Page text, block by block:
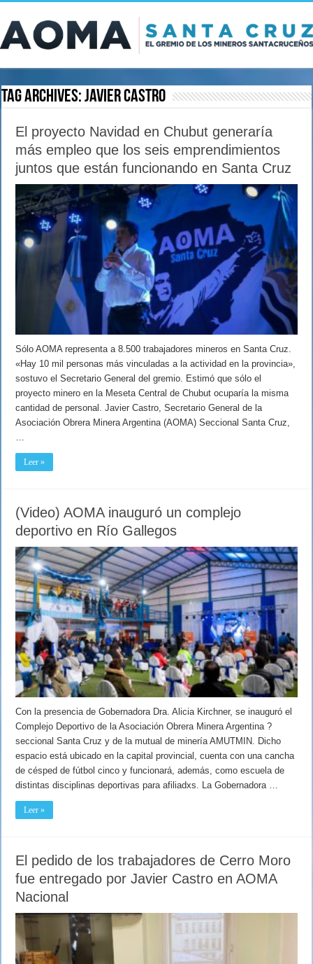
Tag Archives:Javier Castro
El proyecto Navidad en Chubut generaría
más empleo que los seis emprendimientos
juntos que están funcionando en Santa Cruz
Sólo AOMA representa a 8.500 trabajadores mineros en Santa Cruz.
«Hay 10 mil personas más vinculadas a la actividad en la provincia»,
sostuvo el Secretario General del gremio. Estimó que sólo el
proyecto minero en la Meseta Central de Chubut ocuparía la misma
cantidad de personal. Javier Castro, Secretario General de la
Asociación Obrera Minera Argentina (AOMA) Seccional Santa Cruz,
…
Leer »
(Video) AOMA inauguró un complejo
deportivo en Río Gallegos
Con la presencia de Gobernadora Dra. Alicia Kirchner, se inauguró el
Complejo Deportivo de la Asociación Obrera Minera Argentina ?
seccional Santa Cruz y de la mutual de minería AMUTMIN. Dicho
espacio está ubicado en la capital provincial, cuenta con una cancha
de césped de fútbol cinco y funcionará, además, como escuela de
distintas disciplinas deportivas para afiliadxs. La Gobernadora …
Leer »
El pedido de los trabajadores de Cerro Moro
fue entregado por Javier Castro en AOMA
Nacional